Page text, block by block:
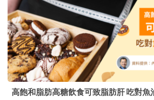
高飽和脂肪高糖飲食可致脂肪肝 吃對魚